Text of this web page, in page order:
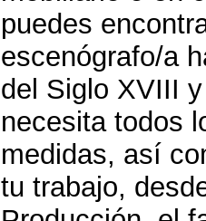
puedes
escenógrafo/a
del Siglo XVIII
necesita todos
medidas, así
tu trabajo,